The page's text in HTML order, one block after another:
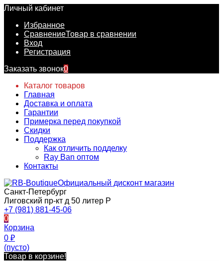
Личный кабинет
Избранное
СравнениеТовар в сравнении
Вход
Регистрация
Заказать звонок0
Каталог товаров
Главная
Доставка и оплата
Гарантии
Примерка перед покупкой
Скидки
Поддержка
Как отличить подделку
Ray Ban оптом
Контакты
Официальный дисконт магазин
Санкт-Петербург
Лиговский пр-кт д 50 литер Р
+7 (981) 881-45-06
0
Корзина
0 ₽
(пусто)
Товар в корзине!